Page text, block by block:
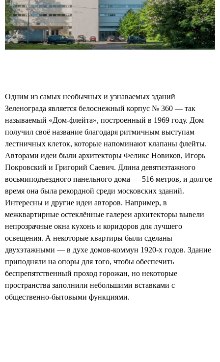
Одним из самых необычных и узнаваемых зданий
Зеленограда является белоснежный корпус № 360 — так
называемый «Дом-флейта», построенный в 1969 году. Дом
получил своё название благодаря ритмичным выступам
лестничных клеток, которые напоминают клапаны флейты.
Авторами идеи были архитекторы Феликс Новиков, Игорь
Покровский и Григорий Саевич. Длина девятиэтажного
восьмиподъездного панельного дома — 516 метров, и долгое
время она была рекордной среди московских зданий.
Интересны и другие идеи авторов. Например, в
межквартирные остеклённые галереи архитекторы вывели
непрозрачные окна кухонь и коридоров для лучшего
освещения. А некоторые квартиры были сделаны
двухэтажными — в духе домов-коммун 1920-х годов. Здание
приподняли на опоры для того, чтобы обеспечить
беспрепятственный проход горожан, но некоторые
пространства заполнили небольшими вставками с
общественно-бытовыми функциями.